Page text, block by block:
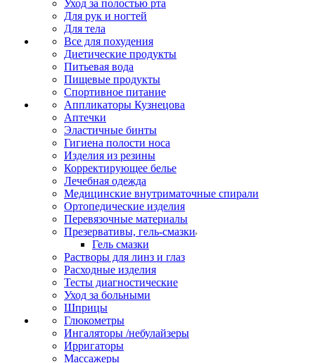
Уход за полостью рта
Для рук и ногтей
Для тела
Все для похудения
Диетические продукты
Питьевая вода
Пищевые продукты
Спортивное питание
Аппликаторы Кузнецова
Аптечки
Эластичные бинты
Гигиена полости носа
Изделия из резины
Корректирующее белье
Лечебная одежда
Медицинские внутриматочные спирали
Ортопедические изделия
Перевязочные материалы
Презервативы, гель-смазки
Гель смазки
Растворы для линз и глаз
Расходные изделия
Тесты диагностические
Уход за больными
Шприцы
Глюкометры
Ингаляторы /небулайзеры
Ирригаторы
Массажеры